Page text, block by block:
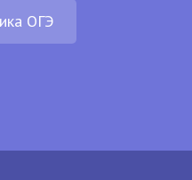
ОГЭ